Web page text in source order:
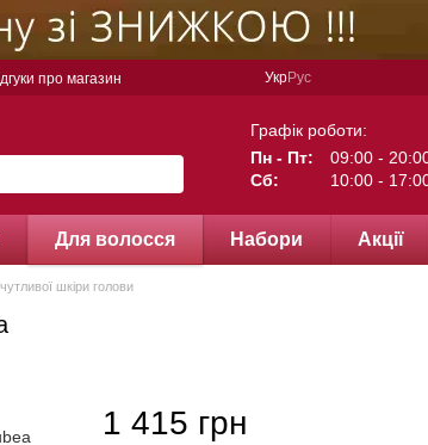
про магазин УкрРус
Графік роботи:
Пн - Пт:
09:00 -
Сб:
10:00 -
Для волосся Набори Акції
шкіри голови
1 415 грн